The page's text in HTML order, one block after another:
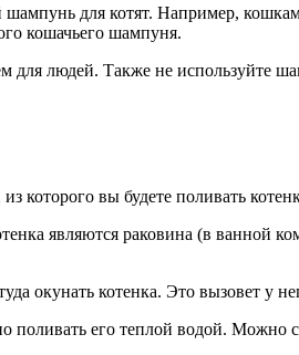
шампунь для котят. Например,
кошачьего шампуня.
для людей. Также не используйте
вы будете поливать
являются раковина (в ванной
окунать котенка. Это вызовет у
поливать его теплой водой. Можно